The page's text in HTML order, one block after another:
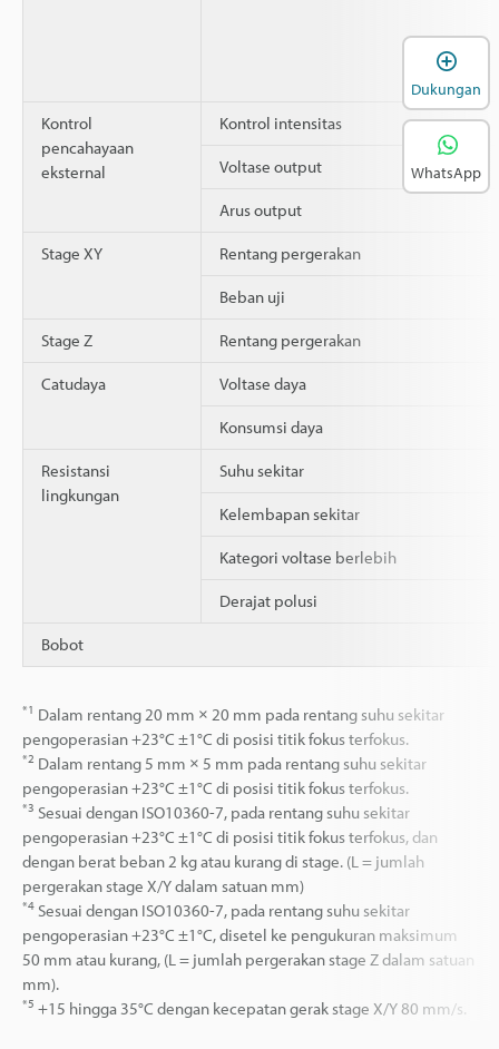
Kontrol
pencahayaan
eksternal
Kontrol intensitas
Voltase output
Arus output
Stage XY Rentang pergerakan
Beban uji
Stage Z Rentang pergerakan
Catudaya Voltase daya
Konsumsi daya
Resistansi
lingkungan
Suhu sekitar
Kelembapan sekitar
Kategori voltase berlebih
Derajat polusi
Bobot
*1 Dalam rentang 20 mm × 20 mm pada rentang suhu sekitar
pengoperasian +23°C ±1°C di posisi titik fokus terfokus.
*2 Dalam rentang 5 mm × 5 mm pada rentang suhu sekitar
pengoperasian +23°C ±1°C di posisi titik fokus terfokus.
*3 Sesuai dengan ISO10360-7, pada rentang suhu sekitar
pengoperasian +23°C ±1°C di posisi titik fokus terfokus, dan
dengan berat beban 2 kg atau kurang di stage. (L = jumlah
pergerakan stage X/Y dalam satuan mm)
*4 Sesuai dengan ISO10360-7, pada rentang suhu sekitar
pengoperasian +23°C ±1°C, disetel ke pengukuran maksimum
50 mm atau kurang, (L = jumlah pergerakan stage Z dalam satuan
mm).
*5 +15 hingga 35°C dengan kecepatan gerak stage X/Y 80 mm/s.
Dukungan
WhatsApp